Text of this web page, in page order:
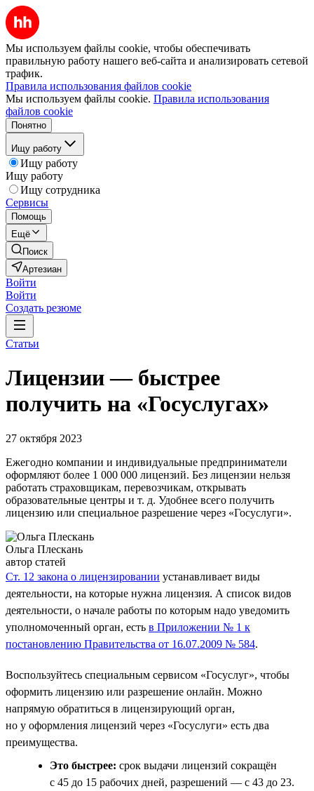
Мы используем файлы cookie, чтобы обеспечивать
правильную работу нашего веб-сайта и анализировать сетевой
трафик.
Правила использования файлов cookie
Мы используем файлы cookie. Правила использования
файлов cookie
Понятно
Ищу работу
Ищу работу
Ищу работу
Ищу сотрудника
Сервисы
Помощь
Ещё
Поиск
Артезиан
Войти
Войти
Создать резюме
Статьи
Лицензии — быстрее
получить на «Госуслугах»
27 октября 2023
Ежегодно компании и индивидуальные предприниматели
оформляют более 1 000 000 лицензий. Без лицензии нельзя
работать страховщикам, перевозчикам, открывать
образовательные центры и т. д. Удобнее всего получить
лицензию или специальное разрешение через «Госуслуги».
Ольга Плескань
автор статей
Ст. 12 закона о лицензировании устанавливает виды
деятельности, на которые нужна лицензия. А список видов
деятельности, о начале работы по которым надо уведомить
уполномоченный орган, есть в Приложении № 1 к
постановлению Правительства от 16.07.2009 № 584.
Воспользуйтесь специальным сервисом «Госуслуг», чтобы
оформить лицензию или разрешение онлайн. Можно
напрямую обратиться в лицензирующий орган,
но у оформления лицензий через «Госуслуги» есть два
преимущества.
Это быстрее: срок выдачи лицензий сокращён
с 45 до 15 рабочих дней, разрешений — с 43 до 23.